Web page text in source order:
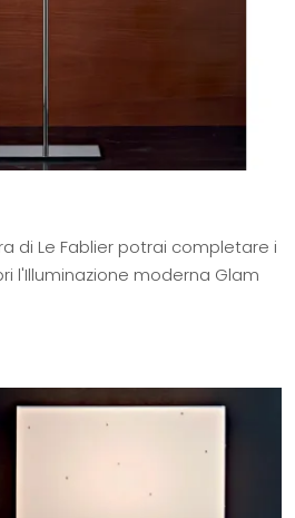
di Le Fablier potrai completare i
l'Illuminazione moderna Glam